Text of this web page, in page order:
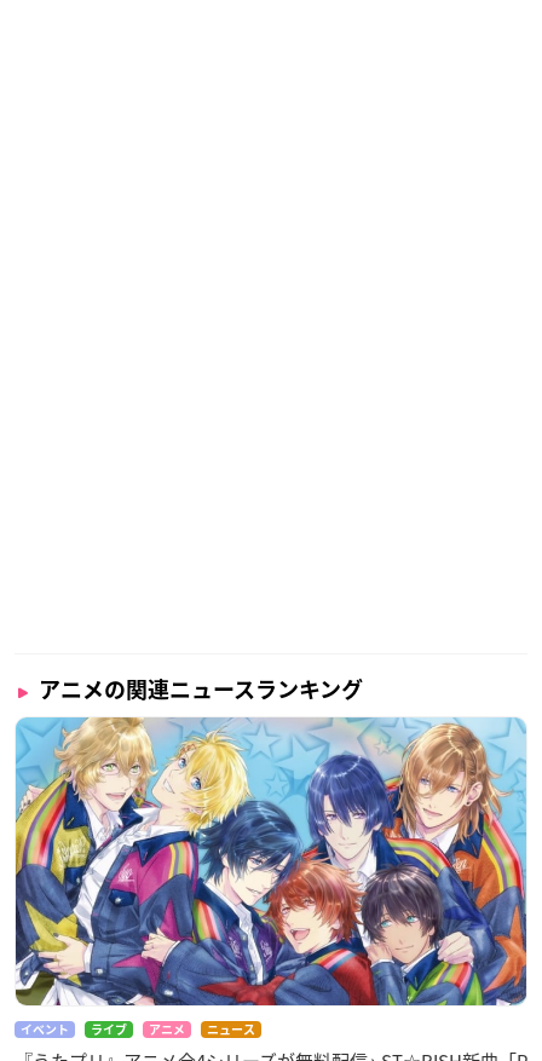
アニメの関連ニュースランキング
イベント ライブ アニメ ニュース